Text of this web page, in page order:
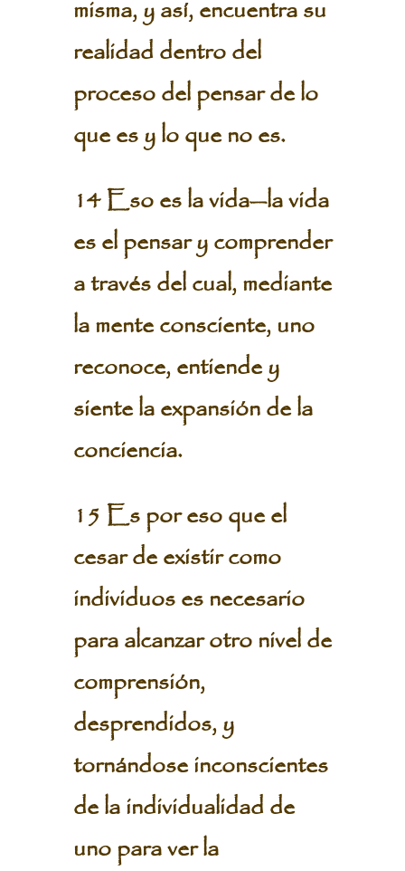
misma, y así, encuentra su
realidad dentro del
proceso del pensar de lo
que es y lo que no es.
14 Eso es la vida—la vida
es el pensar y comprender
a través del cual, mediante
la mente consciente, uno
reconoce, entiende y
siente la expansión de la
conciencia.
15 Es por eso que el
cesar de existir como
individuos es necesario
para alcanzar otro nivel de
comprensión,
desprendidos, y
tornándose inconscientes
de la individualidad de
uno para ver la